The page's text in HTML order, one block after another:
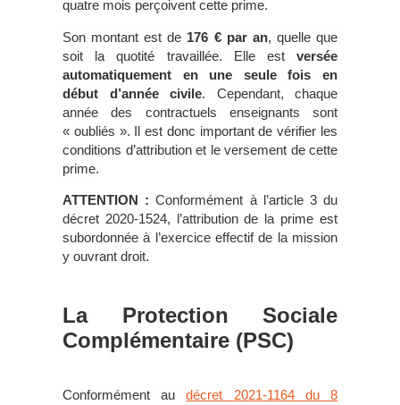
quatre mois perçoivent cette prime.
Son montant est de 176 € par an, quelle que
soit la quotité travaillée. Elle est versée
automatiquement en une seule fois en
début d’année civile. Cependant, chaque
année des contractuels enseignants sont
« oubliés ». Il est donc important de vérifier les
conditions d’attribution et le versement de cette
prime.
ATTENTION : Conformément à l’article 3 du
décret 2020-1524, l’attribution de la prime est
subordonnée à l’exercice effectif de la mission
y ouvrant droit.
La Protection Sociale
Complémentaire (PSC)
Conformément audécret 2021-1164 du 8